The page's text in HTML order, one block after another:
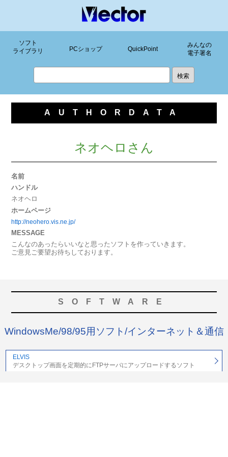
ソフト
ライブラリ
PCショップ QuickPoint
みんなの
電子署名
AUTHORDATA
ネオヘロさん
名前
ハンドル
ネオヘロ
ホームページ
http://neohero.vis.ne.jp/
MESSAGE
こんなのあったらいいなと思ったソフトを作っていきます。
ご意見ご要望お待ちしております。
SOFTWARE
WindowsMe/98/95用ソフト/インターネット＆通信
ELVIS
デスクトップ画面を定期的にFTPサーバにアップロードするソフト